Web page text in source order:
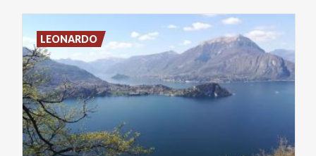
LEONARDO